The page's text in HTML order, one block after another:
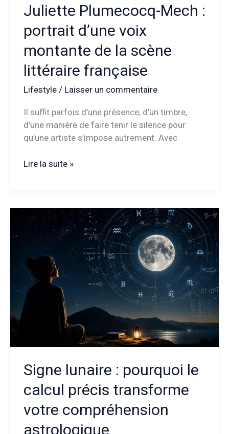
Juliette Plumecocq-Mech :
portrait d’une voix
montante de la scène
littéraire française
Lifestyle/ Laisser un commentaire
Il suffit parfois d’une présence, d’un timbre,
d’une manière de faire tenir le silence pour
qu’une artiste s’impose autrement. Avec
Juliette
portrait
d’une
de
scène
littéraire
Lire la suite »
Signe lunaire : pourquoi le
calcul précis transforme
votre compréhension
astrologique